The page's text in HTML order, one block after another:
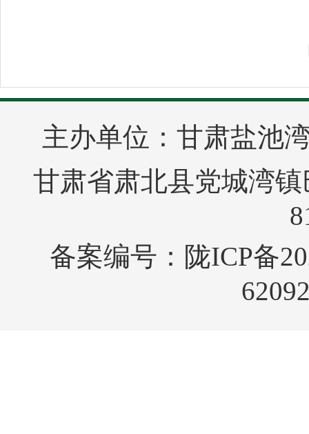
主办单位：甘肃盐池
甘肃省肃北县党城湾
备案编号： 陇ICP备